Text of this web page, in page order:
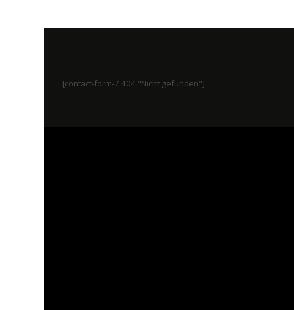
[contact-form-7 404 "Nicht gefunden"]